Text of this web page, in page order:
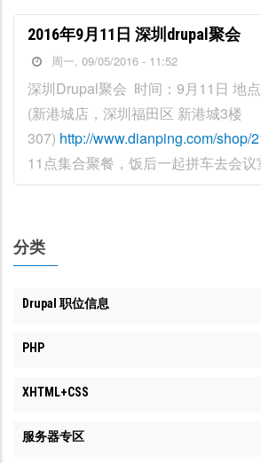
2016年9月11日 深圳drupal聚会
周一, 09/05/2016 - 11:52
深圳Drupal聚会 时间：9月11日 地
(新港城店，深圳福田区 新港城3楼
307) http://www.dianping.com/shop/
11点集合聚餐，饭后一起拼车去会议
分类
Drupal 职位信息
PHP
XHTML+CSS
服务器专区